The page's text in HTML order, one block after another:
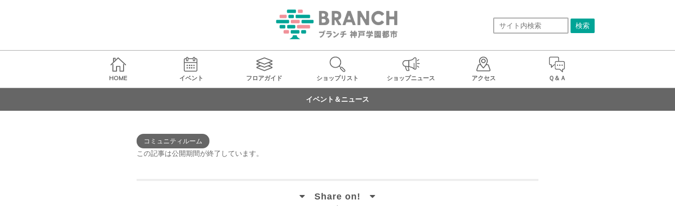
HOME イベント フロアガイド ショップリスト ショップニュース アクセス Ｑ＆Ａ
イベント＆ニュース
コミュニティルーム
この記事は公開期間が終了しています。